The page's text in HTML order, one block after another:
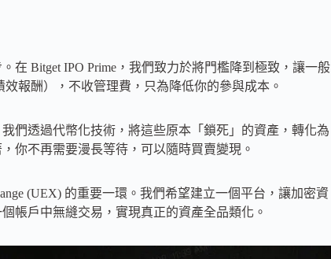
在 Bitget IPO Prime，我們致力於將門檻降到極致，讓一般
報酬），不收管理費，只為降低你的參與成本。
們透過代幣化技術，將這些原本「鎖死」的資產，轉化為
你不再需要漫長等待，可以隨時買賣變現。
(UEX) 的重要一環。我們希望建立一個平台，讓加密資
帳戶中無縫交易，實現真正的資產全品類化。